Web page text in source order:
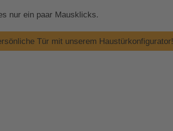
nur ein paar Mausklicks.
Tür mit unserem Haustürkonfigurator!